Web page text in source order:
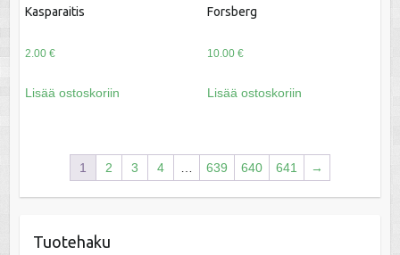
Kasparaitis
2.00 €
Lisää ostoskoriin
Forsberg
10.00 €
Lisää ostoskoriin
1 2 3 4 639 640 641 →
Tuotehaku